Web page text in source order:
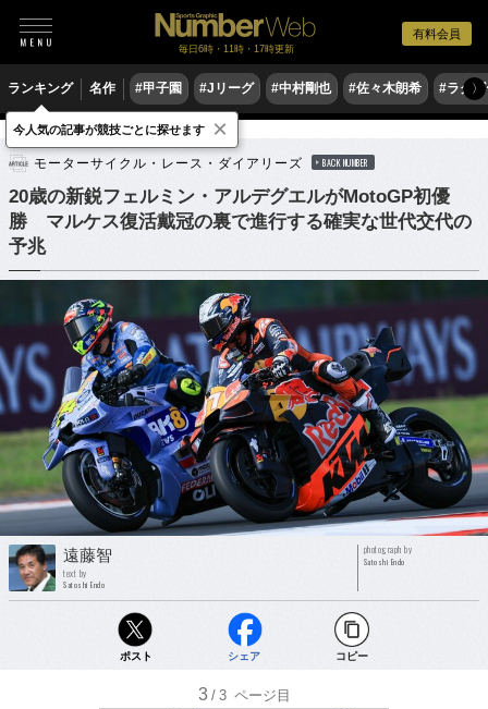
有料会員
毎日6時・11時・17時更新
ランキング 名作 #甲子園 #Jリーグ #中村剛也 #佐々木朗希 #ラグ〉
モータースポーツ MotoGP
モーターサイクル・レース・ダイアリーズ BACK NUMBER
20歳の新鋭フェルミン・アルデグエルがMotoGP初優
勝 マルケス復活戴冠の裏で進行する確実な世代交代の
予兆
遠藤智
text by
Satoshi Endo
photograph by
Satoshi Endo
ポスト シェア コピー
3 /3 ページ目
今人気の記事が競技ごとに探せます ×